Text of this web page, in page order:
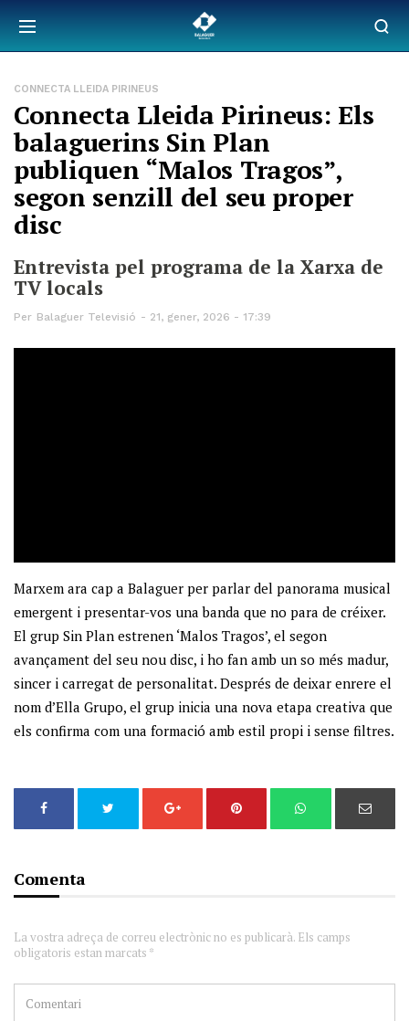
CONNECTA LLEIDA PIRINEUS
Connecta Lleida Pirineus: Els
balaguerins Sin Plan
publiquen “Malos Tragos”,
segon senzill del seu proper
disc
Entrevista pel programa de la Xarxa de
TV locals
Per Balaguer Televisió 21, gener, 2026 - 17:39
Marxem ara cap a Balaguer per parlar del panorama musical
emergent i presentar-vos una banda que no para de créixer.
El grup Sin Plan estrenen ‘Malos Tragos’, el segon
avançament del seu nou disc, i ho fan amb un so més madur,
sincer i carregat de personalitat. Després de deixar enrere el
nom d’Ella Grupo, el grup inicia una nova etapa creativa que
els confirma com una formació amb estil propi i sense filtres.
Comenta
La vostra adreça de correu electrònic no es publicarà. Els camps
obligatoris estan marcats *